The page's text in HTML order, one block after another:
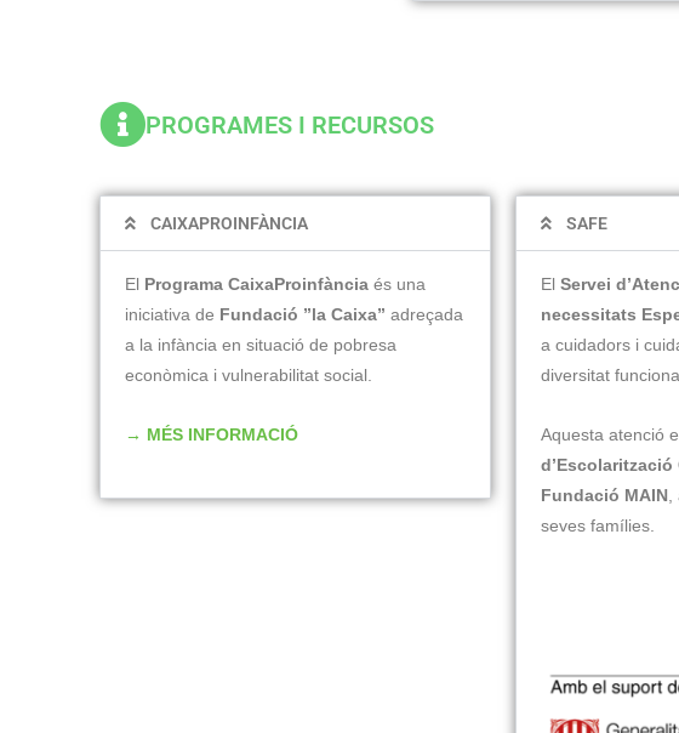
PROGRAMES I RECURSOS
CAIXAPROINFÀNCIA
El Programa CaixaProinfància és una
iniciativa de Fundació ”la Caixa” adreçada
a la infància en situació de pobresa
econòmica i vulnerabilitat social.
→ MÉS INFORMACIÓ
SAFE
ElServei
necessitats
a cuidadors i
diversitat
Aquesta atenció
d’Escolarització
Fundació MAIN
seves famílies.